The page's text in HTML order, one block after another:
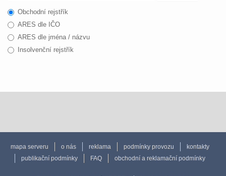
Obchodní rejstřík
ARES dle IČO
ARES dle jména / názvu
Insolvenční rejstřík
mapa serveru o nás reklama podmínky provozu
kontakty
publikační podmínky
FAQ obchodní a reklamační podmínky